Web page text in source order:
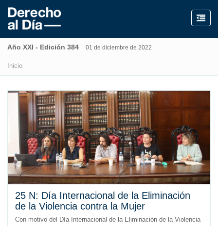
Año XXI - Edición 384 01 de diciembre de 2022
Inicio
25 N: Día Internacional de la Eliminación
de la Violencia contra la Mujer
Con motivo del Día Internacional de la Eliminación de la Violencia